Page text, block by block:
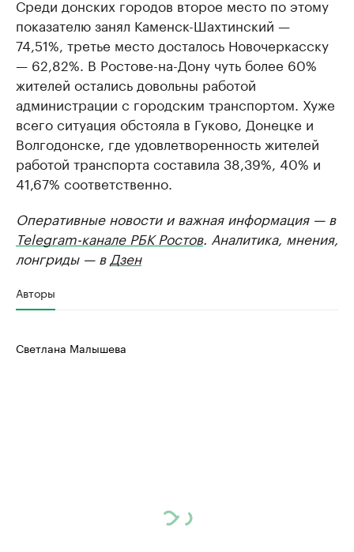
Среди донских городов второе место по этому
показателю занял Каменск-Шахтинский —
74,51%, третье место досталось Новочеркасску
— 62,82%. В Ростове-на-Дону чуть более 60%
жителей остались довольны работой
администрации с городским транспортом. Хуже
всего ситуация обстояла в Гуково, Донецке и
Волгодонске, где удовлетворенность жителей
работой транспорта составила 38,39%, 40% и
41,67% соответственно.
Оперативные новости и важная информация — в
Telegram-канале РБК Ростов. Аналитика, мнения,
лонгриды — в Дзен
Авторы
Светлана Малышева